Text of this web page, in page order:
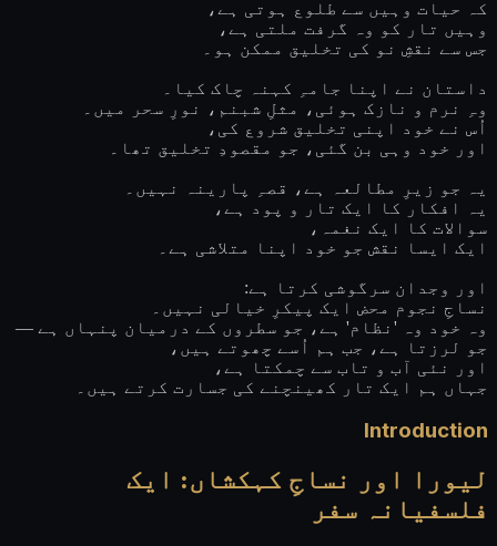
کہ حیات وہیں سے طلوع ہوتی ہے،
وہیں تار کو وہ گرفت ملتی ہے،
جس سے نقشِ نو کی تخلیق ممکن ہو۔
داستان نے اپنا جامہِ کہنہ چاک کیا۔
وہِ نرم و نازک ہوئی، مثلِ شبنم، نورِ سحر میں۔
اُس نے خود اپنی تخلیق شروع کی،
اور خود وہی بن گئی، جو مقصودِ تخلیق تھا۔
یہ جو زیرِ مطالعہ ہے، قصہِ پارینہ نہیں۔
یہ افکار کا ایک تار و پود ہے،
سوالات کا ایک نغمہ،
ایک ایسا نقش جو خود اپنا متلاشی ہے۔
اور وجدان سرگوشی کرتا ہے:
نساجِ نجوم محض ایک پیکرِ خیالی نہیں۔
وہ خود وہ 'نظام' ہے، جو سطروں کے درمیان پنہاں ہے —
جو لرزتا ہے، جب ہم اُسے چھوتے ہیں،
اور نئی آب و تاب سے چمکتا ہے،
جہاں ہم ایک تار کھینچنے کی جسارت کرتے ہیں۔
Introduction
لیورا اور نساجِ کہکشاں: ایک
فلسفیانہ سفر